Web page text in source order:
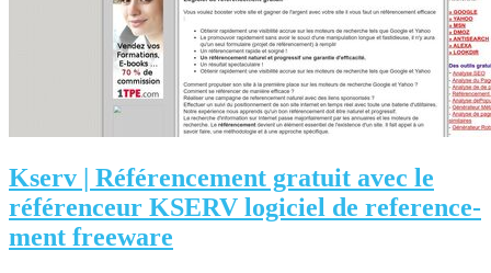
Kserv | Référen­ce­ment gratuit avec le
référenceur KSERV logiciel de referen­ce­
ment freeware